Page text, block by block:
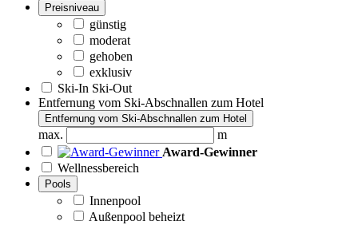
Preisniveau
günstig
moderat
gehoben
exklusiv
Ski-In Ski-Out
Entfernung vom Ski-Abschnallen zum Hotel
Entfernung vom Ski-Abschnallen zum Hotel
max.
m
Award-Gewinner
Wellnessbereich
Pools
Innenpool
Außenpool beheizt